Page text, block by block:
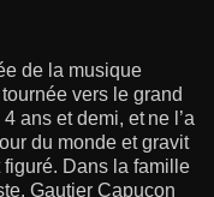
de la musique
vers le grand
ans et demi, et ne l’a
du monde et gravit
Dans la famille
Gautier Capuçon